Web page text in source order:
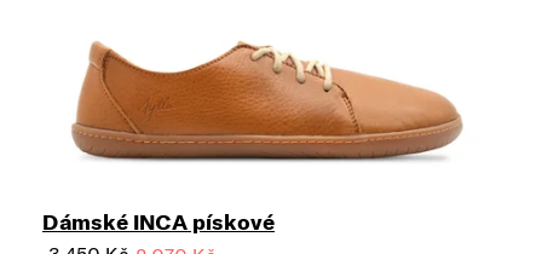
Dámské INCA pískové